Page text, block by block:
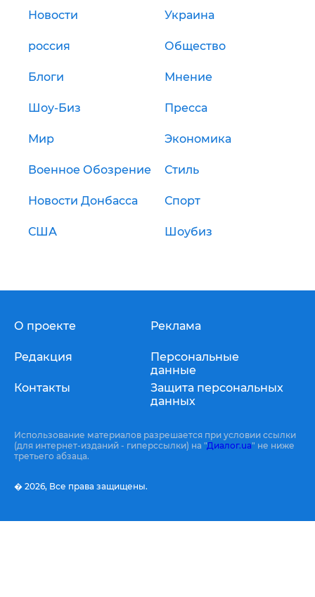
Новости Украина
россия Общество
Блоги Мнение
Шоу-Биз Пресса
Мир Экономика
Военное Обозрение Стиль
Новости Донбасса Спорт
США Шоубиз
О проекте
Редакция
Контакты
Реклама
Персональные
данные
Защита персональных
данных
Использование материалов разрешается при условии ссылки
(для интернет-изданий - гиперссылки) на "Диалог.ua" не ниже
третьего абзаца.
� 2026, Все права защищены.